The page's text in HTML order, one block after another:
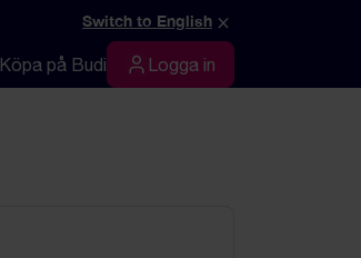
Switch to English ×
Köpa på Budi Logga in
Logga in